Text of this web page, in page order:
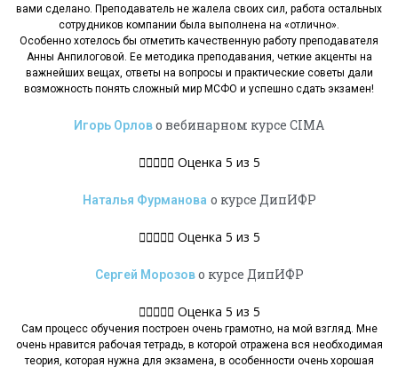
вами сделано. Преподаватель не жалела своих сил, работа остальных
сотрудников компании была выполнена на «отлично».
Особенно хотелось бы отметить качественную работу преподавателя
Анны Анпилоговой. Ее методика преподавания, четкие акценты на
важнейших вещах, ответы на вопросы и практические советы дали
возможность понять сложный мир МСФО и успешно сдать экзамен!
Игорь Орлово вебинарном курсе CIMA
 Оценка 5 из 5
Наталья Фурманова о курсе ДипИФР
 Оценка 5 из 5
Сергей Морозово курсе ДипИФР
 Оценка 5 из 5
Сам процесс обучения построен очень грамотно, на мой взгляд. Мне
очень нравится рабочая тетрадь, в которой отражена вся необходимая
теория, которая нужна для экзамена, в особенности очень хорошая